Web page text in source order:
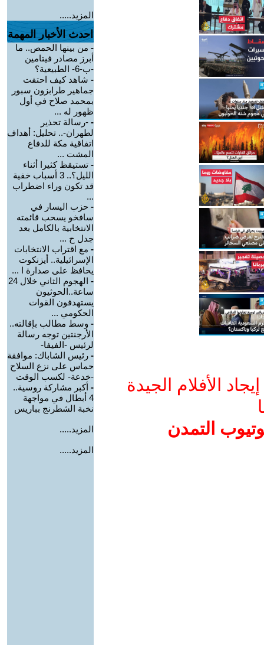
الأفلام الجيدة
التمدن
المزيد.....
احدث الأخبار المهمة
- من بينها الحمص.. ما
أبرز مصادر فيتامين
-ب-6- الطبيعية؟
- شاهد كيف احتفت
جماهير طرابزون سبور
بمحمد صلاح في أول
ظهور له ...
- -رسالة تحذير
لطهران-.. تحليل: أهداف
اتفاقية مكة للدفاع
المشت ...
- تستيقظ كثيرا أثناء
الليل؟.. 3 أسباب خفية
قد تكون وراء اضطراب
...
- حزب اليسار في
سافخو يسحب قائمته
الانتخابية بالكامل بعد
جدل ح ...
- مع اقتراب الانتخابات
الإسرائيلية.. أيزنكوت
يحافظ على صدارة ا ...
-
الهجوم الثاني خلال 24
ساعة..الحوثيون
يستهدفون القوات
الحكومي ...
- وسط مطالب بإقالته..
الأرجنتين توجه رسالة
لرئيس -الفيفا-
- رئيس الشاباك: موافقة
حماس على نزع السلاح
-خدعة- لكسب الوقت
- أكبر مشاركة روسية..
4 أبطال في مواجهة
نخبة الشطرنج بباريس
المزيد.....
المزيد.....